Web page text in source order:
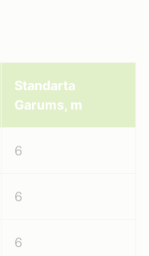
Standarta
Garums, m
6
6
6